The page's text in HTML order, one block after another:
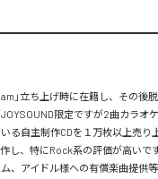
」立ち上げ時に在籍し、その後
限定ですが2曲カラオ
る自主制作CDを１万枚以上売り
し、特にRock系の評価が高いで
、アイドル様への有償楽曲提供